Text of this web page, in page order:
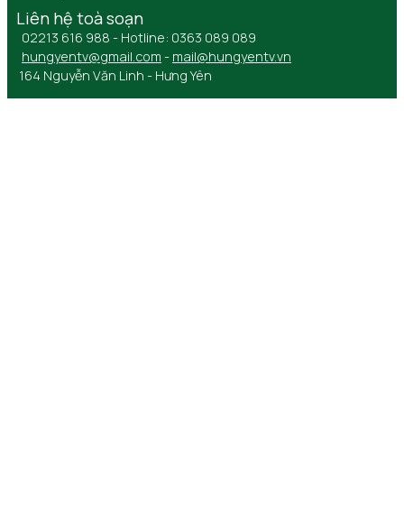
Liên hệ toà soạn
02213 616 988 - Hotline: 0363 089 089
hungyentv@gmail.com - mail@hungyentv.vn
164 Nguyễn Văn Linh - Hưng Yên